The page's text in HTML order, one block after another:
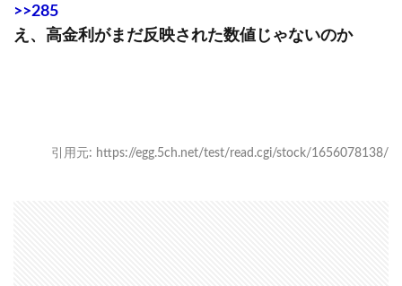
>>285
え、高金利がまだ反映された数値じゃないのか
引用元: https://egg.5ch.net/test/read.cgi/stock/1656078138/